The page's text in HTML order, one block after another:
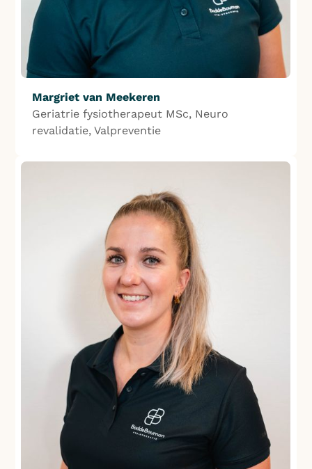
Margriet van Meekeren
Geriatrie fysiotherapeut MSc, Neuro
revalidatie, Valpreventie